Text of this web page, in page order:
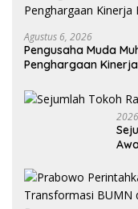
Agustus 6, 2026
Pengusaha Muda
Penghargaan
2026